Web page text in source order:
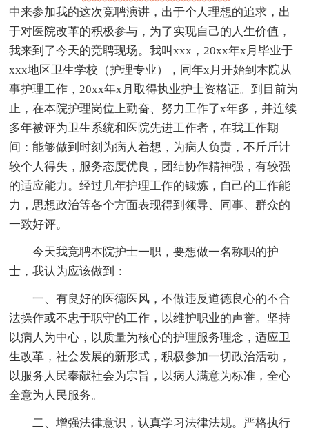
中来参加我的这次竞聘演讲，出于个人理想的追求，出
于对医院改革的积极参与，为了实现自己的人生价值，
我来到了今天的竞聘现场。我叫xxx，20xx年x月毕业于
xxx地区卫生学校（护理专业），同年x月开始到本院从
事护理工作，20xx年x月取得执业护士资格证。到目前为
止，在本院护理岗位上勤奋、努力工作了x年多，并连续
多年被评为卫生系统和医院先进工作者，在我工作期
间：能够做到时刻为病人着想，为病人负责，不斤斤计
较个人得失，服务态度优良，团结协作精神强，有较强
的适应能力。经过几年护理工作的锻炼，自己的工作能
力，思想政治等各个方面表现得到领导、同事、群众的
一致好评。
今天我竞聘本院护士一职，要想做一名称职的护
士，我认为应该做到：
一、有良好的医德医风，不做违反道德良心的不合
法操作或不忠于职守的工作，以维护职业的声誉。坚持
以病人为中心，以质量为核心的护理服务理念，适应卫
生改革，社会发展的新形式，积极参加一切政治活动，
以服务人民奉献社会为宗旨，以病人满意为标准，全心
全意为人民服务。
二、增强法律意识，认真学习法律法规。严格执行